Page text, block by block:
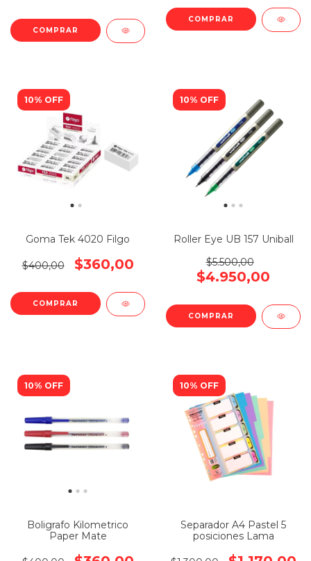
10% OFF
Goma Tek 4020 Filgo
$400,00 $360,00
10% OFF
Roller Eye UB 157 Uniball
$5.500,00
$4.950,00
COMPRAR
10% OFF
Boligrafo Kilometrico
Paper Mate
10% OFF
Separador A4 Pastel 5
posiciones Lama